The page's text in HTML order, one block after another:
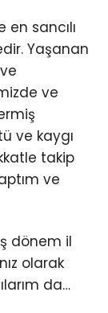
sancılı
Yaşanan
ve
ve kaygı
takip
ve
dönem il
olarak
da…